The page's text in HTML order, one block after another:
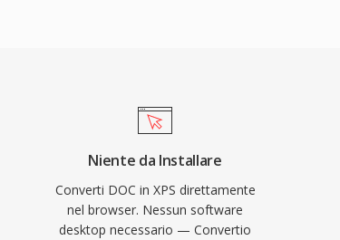
Niente da Installare
Converti DOC in XPS direttamente
nel browser. Nessun software
desktop necessario — Convertio